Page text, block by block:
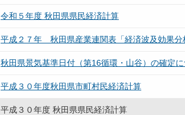
令和５年度 秋田県県民経済計算
平成２７年 秋田県産業連関表「経済波及効果分
秋田県景気基準日付（第16循環・山谷）の確定
平成３０年度秋田県市町村民経済計算
平成３０年度 秋田県県民経済計算